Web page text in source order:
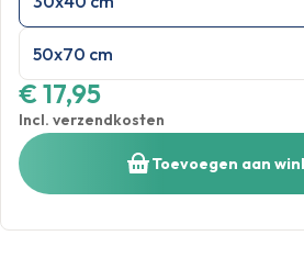
50x70 cm
€ 17,95
Incl. verzendkosten
Toevoegen aan